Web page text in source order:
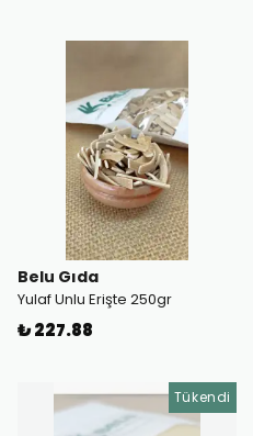
Belu Gıda
Yulaf Unlu Erişte 250gr
₺ 227.88
Tükendi